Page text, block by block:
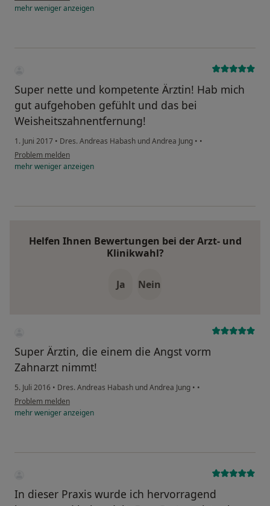
mehrwenigeranzeigen
Super nette und kompetente Ärztin! Hab mich
gut aufgehoben gefühlt und das bei
Weisheitszahnentfernung!
1. Juni 2017 • Dres. Andreas Habash und Andrea Jung • •
Problem melden
mehrwenigeranzeigen
Helfen Ihnen Bewertungen bei der Arzt- und
Klinikwahl?
Ja Nein
Super Ärztin, die einem die Angst vorm
Zahnarzt nimmt!
5. Juli 2016 • Dres. Andreas Habash und Andrea Jung • •
Problem melden
mehrwenigeranzeigen
In dieser Praxis wurde ich hervorragend